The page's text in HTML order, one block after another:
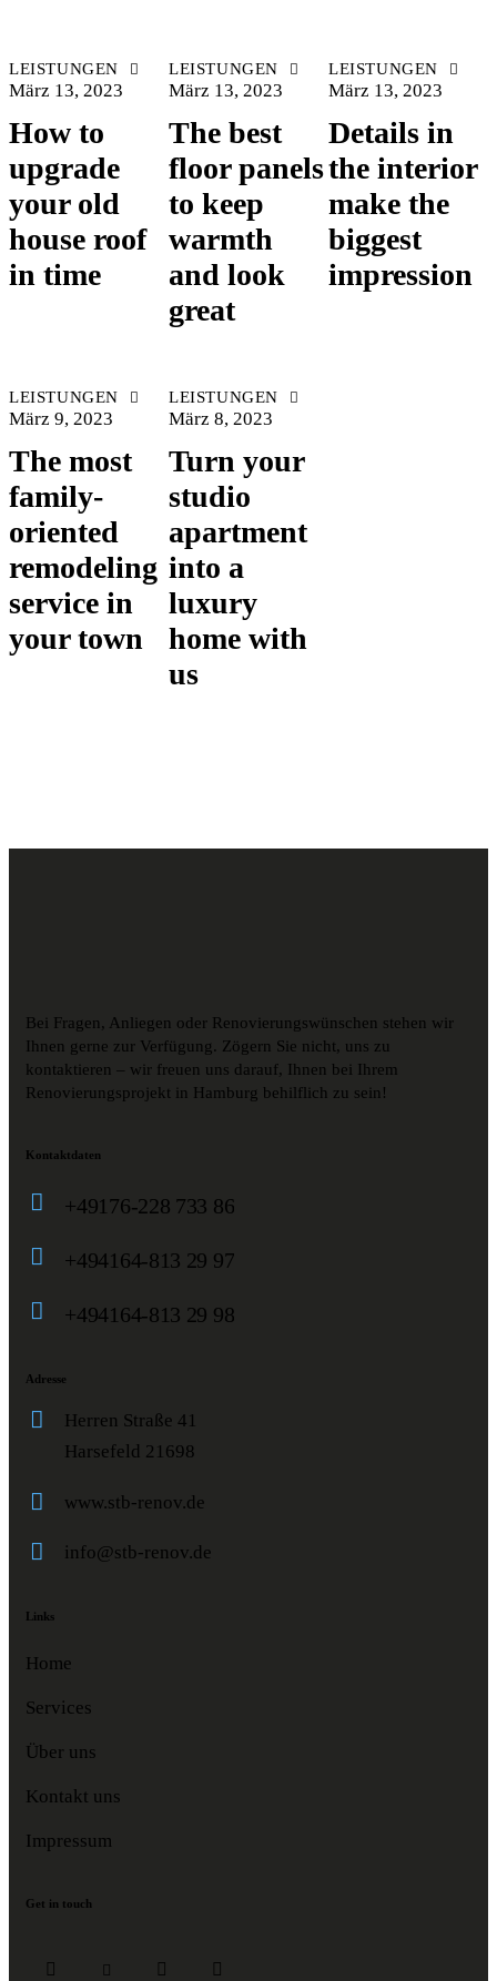
LEISTUNGEN
März 13, 2023
How to
upgrade
your old
house roof
in time
LEISTUNGEN
März 13, 2023
The best
floor panels
to keep
warmth
and look
great
LEISTUNGEN
März 13, 2023
Details in
the interior
make the
biggest
impression
LEISTUNGEN
März 9, 2023
The most
family-
oriented
remodeling
service in
your town
LEISTUNGEN
März 8, 2023
Turn your
studio
apartment
into a
luxury
home with
us
Bei Fragen, Anliegen oder Renovierungswünschen stehen wir
Ihnen gerne zur Verfügung. Zögern Sie nicht, uns zu
kontaktieren – wir freuen uns darauf, Ihnen bei Ihrem
Renovierungsprojekt in Hamburg behilflich zu sein!
Kontaktdaten
+49176-228 733 86
+494164-813 29 97
+494164-813 29 98
Adresse
Herren Straße 41
Harsefeld 21698
www.stb-renov.de
info@stb-renov.de
Links
Home
Services
Über uns
Kontakt uns
Impressum
Get in touch